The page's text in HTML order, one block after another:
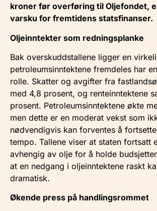
kroner før overføring til Oljefondet,
varsku for fremtidens statsfinanser.
Oljeinntekter som redningsplanke
Bak overskuddstallene ligger en
petroleumsinntektene fremdeles har
rolle. Skatter og avgifter fra
med 4,8 prosent, og renteinntektene
prosent. Petroleumsinntektene økte
men dette er en moderat vekst som
nødvendigvis kan forventes å
tempo. Tallene viser at staten fortsatt
avhengig av olje for å holde
at en nedgang i oljeinntektene raskt
dramatisk.
Økende press på handlingsrommet